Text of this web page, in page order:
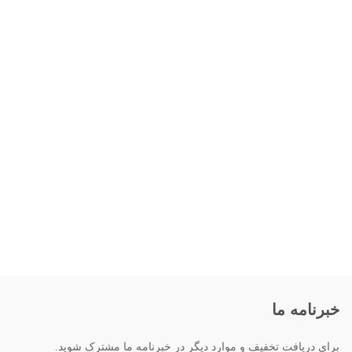
خبرنامه ما
برای دریافت تخفیف و موارد دیگر در خبرنامه ما مشترک شوید.